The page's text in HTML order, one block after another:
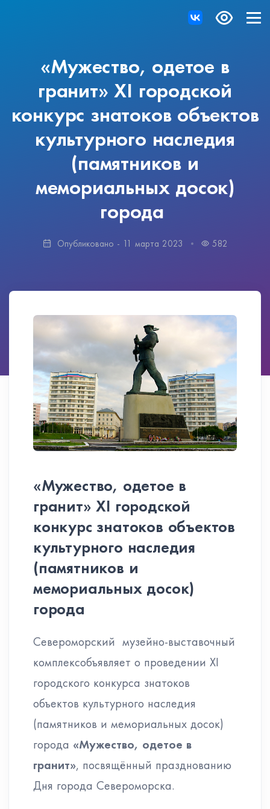
«Мужество, одетое в
гранит» ХI городской
конкурс знатоков объектов
культурного наследия
(памятников и
мемориальных досок)
города
Опубликовано - 11 марта 2023 582
«Мужество, одетое в
гранит» ХI городской
конкурс знатоков объектов
культурного наследия
(памятников и
мемориальных досок)
города
Североморский музейно-выставочный
комплексобъявляет о проведении ХI
городского конкурса знатоков
объектов культурного наследия
(памятников и мемориальных досок)
города «Мужество, одетое в
гранит», посвящённый празднованию
Дня города Североморска.